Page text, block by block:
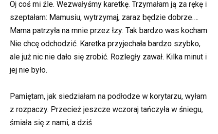
Oj coś mi źle. Wezwałyśmy karetkę. Trzymałam ją za rękę i
szeptałam: Mamusiu, wytrzymaj, zaraz będzie dobrze….
Mama patrzyła na mnie przez łzy: Tak bardzo was kocham
Nie chcę odchodzić. Karetka przyjechała bardzo szybko,
ale już nic nie dało się zrobić. Rozległy zawał. Kilka minut i
jej nie było.
Pamiętam, jak siedziałam na podłodze w korytarzu, wyłam
z rozpaczy. Przecież jeszcze wczoraj tańczyła w śniegu,
śmiała się z nami, a dziś